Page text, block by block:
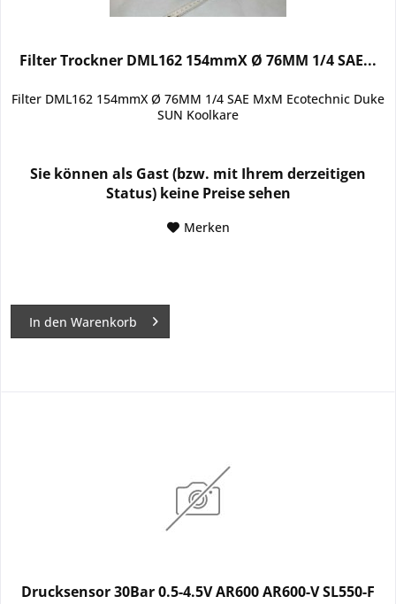
Filter Trockner DML162 154mmX Ø 76MM 1/4 SAE...
Filter DML162 154mmX Ø 76MM 1/4 SAE MxM Ecotechnic Duke
SUN Koolkare
Sie können als Gast (bzw. mit Ihrem derzeitigen
Status) keine Preise sehen
Merken
In den Warenkorb
Drucksensor 30Bar 0.5-4.5V AR600 AR600-V SL550-F